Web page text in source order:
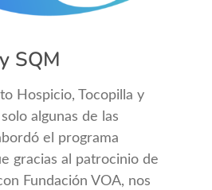
SQM
Hospicio, Tocopilla y
algunas de las
el programa
gracias al patrocinio de
Fundación VOA, nos